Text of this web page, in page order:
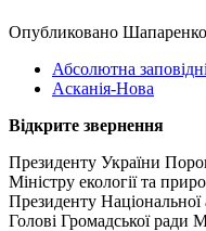
Опубликовано
Абсолютна
Асканія-Нова
Відкрите звернення
Президенту України
Міністру екології та
Президенту
Голові Громадської ради